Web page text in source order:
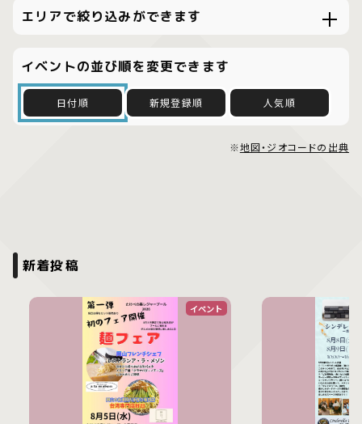
エリアで絞り込みができます
イベントの並び順を変更できます
日付順 新規登録順 人気順
※地図・ジオコードの出典
新着投稿
イベント